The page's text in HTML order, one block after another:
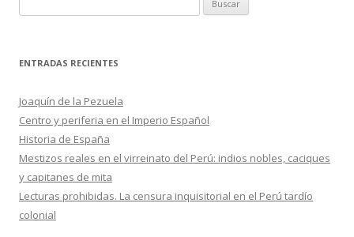
u
c
r
:
ENTRADAS RECIENTES
Joaquín de la Pezuela
Centro y periferia en el Imperio Español
Historia de España
Mestizos reales en el virreinato del Perú: indios nobles, caciques
y capitanes de mita
Lecturas prohibidas. La censura inquisitorial en el Perú tardío
colonial